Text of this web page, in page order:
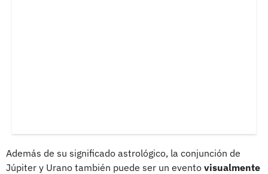
Además de su significado astrológico, la conjunción de
Júpiter y Urano también puede ser un evento visualmente